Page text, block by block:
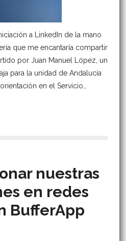
a LinkedIn de la mano
que me encantaría compartir
por Juan Manuel López, un
para la unidad de Andalucía
en el Servicio…
nuestras
en redes
BufferApp